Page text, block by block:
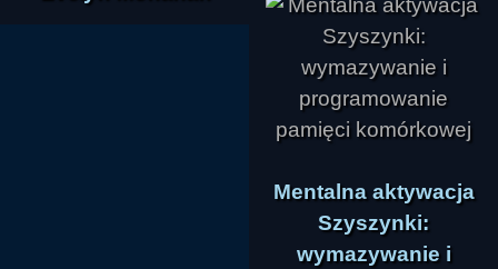
Mentalna aktywacja
Szyszynki:
wymazywanie i